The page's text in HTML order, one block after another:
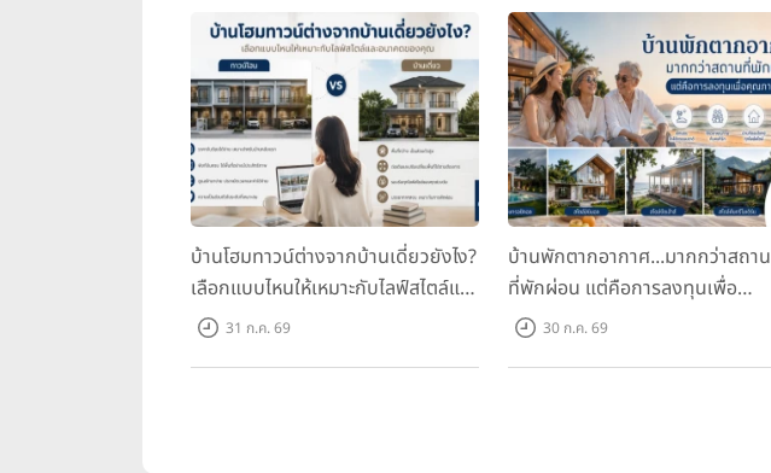
บ้านโฮมทาวน์ต่างจากบ้านเดี่ยวยังไง?
เลือกแบบไหนให้เหมาะกับไลฟ์สไตล์และ
อนาคตของคุณ
31 ก.ค. 69
บ้านพักตากอากาศ...มากกว่าสถาน
ที่พักผ่อน แต่คือการลงทุนเพื่อ
คุณภาพชีวิต
30 ก.ค. 69